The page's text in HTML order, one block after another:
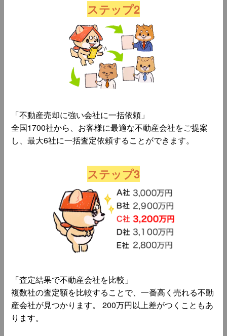
ステップ2
「不動産売却に強い会社に一括依頼」
全国1700社から、お客様に最適な不動産会社をご提案
し、最大6社に一括査定依頼することができます。
ステップ3
「査定結果で不動産会社を比較」
複数社の査定額を比較することで、一番高く売れる不動
産会社が見つかります。 200万円以上差がつくこともあ
ります。